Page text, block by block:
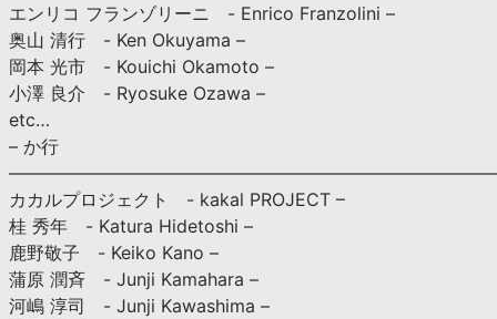
エンリコ フランゾリーニ - Enrico Franzolini –
奥山 清行 - Ken Okuyama –
岡本 光市 - Kouichi Okamoto –
小澤 良介 - Ryosuke Ozawa –
etc…
– か行
カカルプロジェクト - kakal PROJECT –
桂 秀年 - Katura Hidetoshi –
鹿野敬子 - Keiko Kano –
蒲原 潤斉 - Junji Kamahara –
河嶋 淳司 - Junji Kawashima –